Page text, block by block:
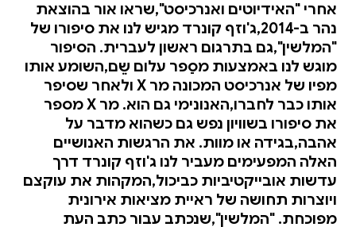
אחרי "האידיוטים ואנרכיסט",שראו אור בהוצאת
נהר ב-2014,ג'וזף קונרד מגיש לנו את סיפורו של
"המלשין",גם בתרגום ראשון לעברית. הסיפור
מוגש לנו באמצעות מסַפר עלום שֵם,השומע אותו
מפיו של אנרכיסט המכונה מר X ולאחר שסיפר
אותו כבר לחברו,האנונימי גם הוא. מר X מספר
את סיפורו בשוויון נפש גם כשהוא מדבר על
אהבה,בגידה או מוות. את הרגשות האנושיים
האלה המפעימים מעביר לנו ג'וזף קונרד דרך
עדשות אובייקטיביות כביכול,המקהות את עוקצם
ויוצרות תחושה של ראיית מציאות אירונית
מפוכחת. "המלשין",שנכתב עבור כתב העת